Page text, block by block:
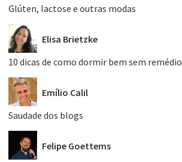
Glúten, lactose e outras modas
Elisa Brietzke
10 dicas de como dormir bem sem remédio
Emílio Calil
Saudade dos blogs
Felipe Goettems